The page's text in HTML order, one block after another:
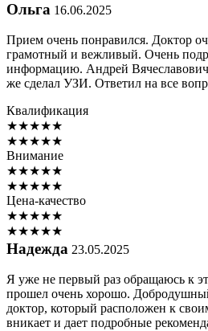
Ольга 16.06.2025
Прием очень понравился. Доктор
грамотный и вежливый. Очень
информацию. Андрей
же сделал УЗИ. Ответил на все
Квалификация
★★★★★
★★★★★
Внимание
★★★★★
★★★★★
Цена-качество
★★★★★
★★★★★
Надежда 23.05.2025
Я уже не первый раз обращаюсь к
прошел очень хорошо.
доктор, который расположен к
вникает и дает подробные